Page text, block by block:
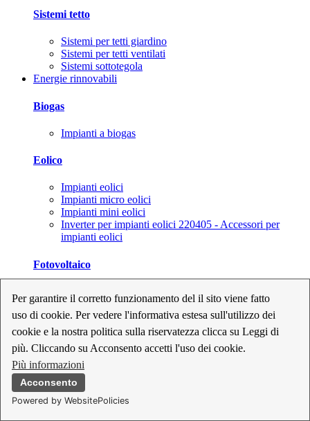
Per garantire il corretto funzionamento del il sito viene fatto
uso di cookie. Per vedere l'informativa estesa sull'utilizzo dei
cookie e la nostra politica sulla riservatezza clicca su Leggi di
più. Cliccando su Acconsento accetti l'uso dei cookie.
Più informazioni
Acconsento
Powered by WebsitePolicies
Sistemi tetto
Sistemi per tetti giardino
Sistemi per tetti ventilati
Sistemi sottotegola
Energie rinnovabili
Biogas
Impianti a biogas
Eolico
Impianti eolici
Impianti micro eolici
Impianti mini eolici
Inverter per impianti eolici 220405 - Accessori per
impianti eolici
Fotovoltaico
Inverter per impianti fotovoltaici
Kit per impianti fotovoltaici
Moduli fotovoltaici
Sistemi di monitoraggio per impianti fotovoltaici
Strumenti di collaudo e configurazione per impianti
fotovoltaici
Supporti per impianti fotovoltaici
Geotermia